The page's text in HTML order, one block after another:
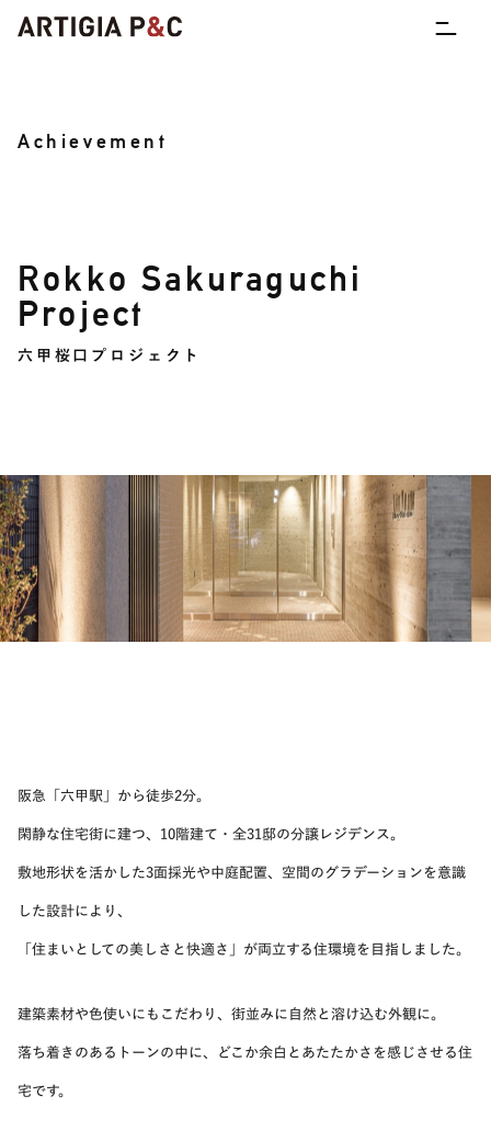
Achievement
Rokko Sakurag uchi
Project
六 甲 桜 口 プ ロ ジ ェ ク ト
阪急「六甲駅」から徒歩2分。
閑静な住宅街に建つ、10階建て・全31邸の分譲レジデンス。
敷地形状を活かした3面採光や中庭配置、空間のグラデーションを意識
した設計により、
「住まいとしての美しさと快適さ」が両立する住環境を目指しました。
建築素材や色使いにもこだわり、街並みに自然と溶け込む外観に。
落ち着きのあるトーンの中に、どこか余白とあたたかさを感じさせる住
宅です。